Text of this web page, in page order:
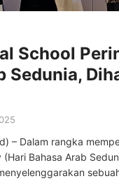
School
Sedunia,
– Dalam rangka
Bahasa Arab